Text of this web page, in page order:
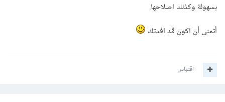
بسهولة وكذلك اصلاحها.
أتمنى أن اكون قد افدتك
اقتباس